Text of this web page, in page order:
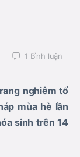
1 Bình luận
nghiêm tổ
mùa hè lần
sinh trên 14